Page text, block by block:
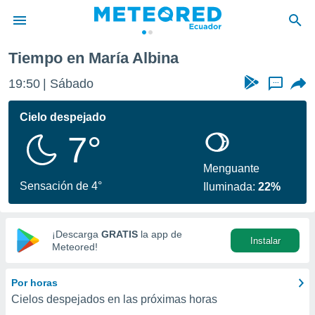
de
ha
calidad.
a este
las
y
digital
basada
Tiempo en María Albina
19:50 Sábado ...
Cielo despejado
7°
Sensación de 4°
Menguante
Iluminada:22%
¡Descarga GRATIS la app de
Meteored!
Instalar
Por horas
Cielos despejados en las próximas horas